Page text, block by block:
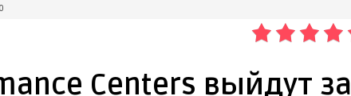
0
Centers выйдут за